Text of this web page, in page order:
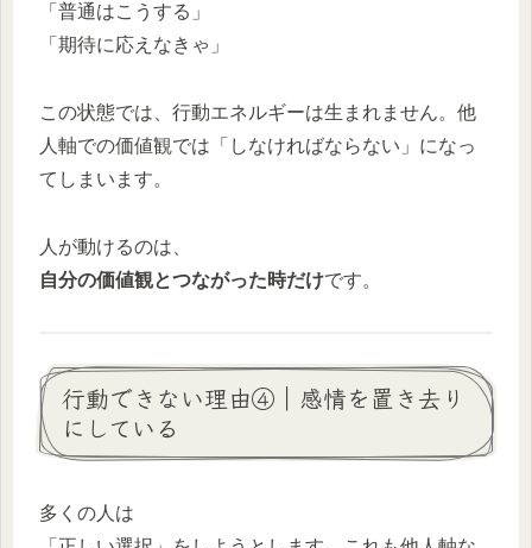
「普通はこうする」
「期待に応えなきゃ」
この状態では、行動エネルギーは生まれません。他
人軸での価値観では「しなければならない」になっ
てしまいます。
人が動けるのは、
自分の価値観とつながった時だけです。
行動できない理由④｜感情を置き去り
にしている
多くの人は